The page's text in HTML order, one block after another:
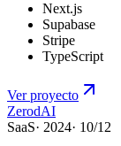
Next.js
Supabase
Stripe
TypeScript
Ver proyecto
ZerodAI
SaaS· 2024· 10/12